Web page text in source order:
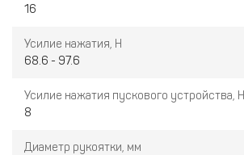
16
Усилие нажатия, Н
68.6 - 97.6
Усилие нажатия пускового устройства, Н
8
Диаметр рукоятки, мм